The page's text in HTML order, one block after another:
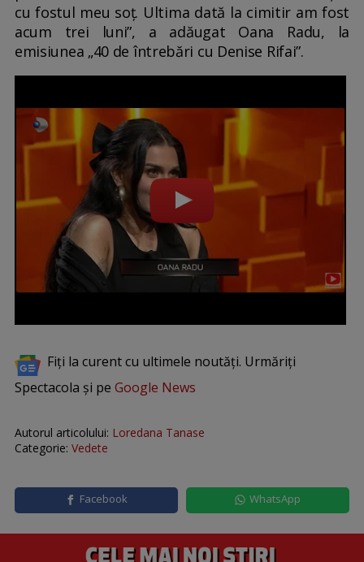
cu fostul meu soț. Ultima dată la cimitir am fost
acum trei luni”, a adăugat Oana Radu, la
emisiunea „40 de întrebări cu Denise Rifai”.
Fiți la curent cu ultimele noutăți. Urmăriți
Spectacola și pe Google News
Autorul articolului: Loredana Tanase
Categorie: Vedete
Facebook WhatsApp